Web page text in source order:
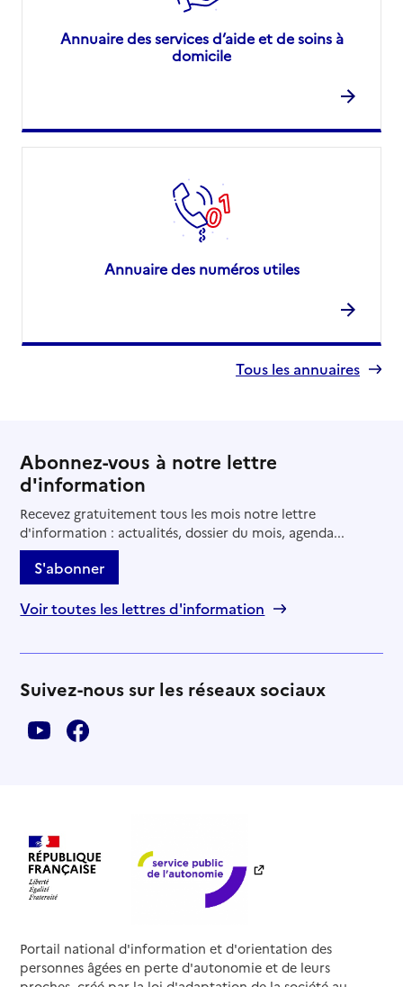
Annuaire des services d’aide et de soins à
domicile
Annuaire des numéros utiles
Tous les annuaires
Abonnez-vous à notre lettre
d'information
Recevez gratuitement tous les mois notre lettre
d'information : actualités, dossier du mois, agenda...
S'abonner
Voir toutes les lettres d'information
Suivez-nous sur les réseaux sociaux
Portail national d'information et d'orientation des
personnes âgées en perte d'autonomie et de leurs